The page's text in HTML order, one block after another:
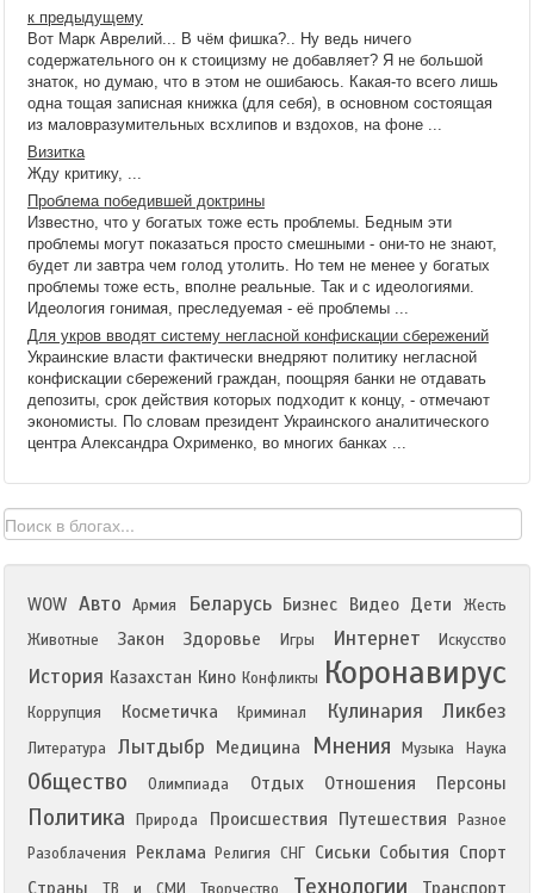
к предыдущему
Вот Марк Аврелий... В чём фишка?.. Ну ведь ничего
содержательного он к стоицизму не добавляет? Я не большой
знаток, но думаю, что в этом не ошибаюсь. Какая-то всего лишь
одна тощая записная книжка (для себя), в основном состоящая
из маловразумительных всхлипов и вздохов, на фоне ...
Визитка
Жду критику, ...
Проблема победившей доктрины
Известно, что у богатых тоже есть проблемы. Бедным эти
проблемы могут показаться просто смешными - они-то не знают,
будет ли завтра чем голод утолить. Но тем не менее у богатых
проблемы тоже есть, вполне реальные. Так и с идеологиями.
Идеология гонимая, преследуемая - её проблемы ...
Для укров вводят систему негласной конфискации сбережений
Украинские власти фактически внедряют политику негласной
конфискации сбережений граждан, поощряя банки не отдавать
депозиты, срок действия которых подходит к концу, - отмечают
экономисты. По словам президент Украинского аналитического
центра Александра Охрименко, во многих банках ...
WOW Авто Армия Беларусь Бизнес Видео Дети
Жесть
Животные
Закон Здоровье Игры Интернет Искусство
История Казахстан Кино Конфликты Коронавирус
Коррупция Косметичка Криминал Кулинария Ликбез
Литература Лытдыбр Медицина Мнения Музыка Наука
Общество Олимпиада Отдых Отношения Персоны
Политика Природа Происшествия Путешествия
Разное
Разоблачения
Реклама Религия СНГ Сиськи События Спорт
Страны
Технологии Транспорт